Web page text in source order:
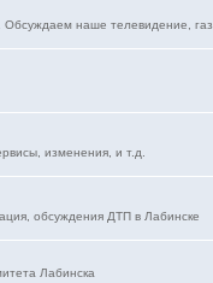
наше телевидение,
изменения, и т.д.
обсуждения ДТП в Лабинске
Лабинска